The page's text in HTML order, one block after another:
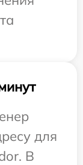
для
В